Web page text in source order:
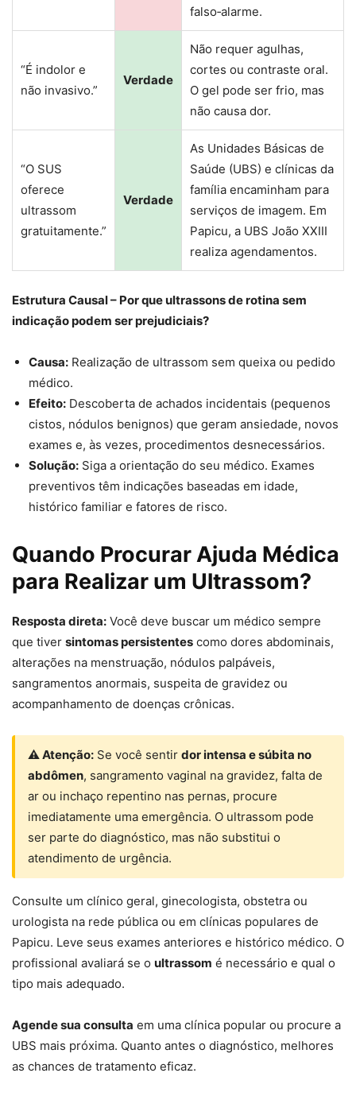
falso‑alarme.
“É indolor e
não invasivo.”
Verdade
Não requer agulhas,
cortes ou contraste oral.
O gel pode ser frio, mas
não causa dor.
“O SUS
oferece
ultrassom
gratuitamente.”
Verdade
As Unidades Básicas de
Saúde (UBS) e clínicas da
família encaminham para
serviços de imagem. Em
Papicu, a UBS João XXIII
realiza agendamentos.
Estrutura Causal – Por que ultrassons de rotina sem
indicação podem ser prejudiciais?
Causa: Realização de ultrassom sem queixa ou pedido
médico.
Efeito: Descoberta de achados incidentais (pequenos
cistos, nódulos benignos) que geram ansiedade, novos
exames e, às vezes, procedimentos desnecessários.
Solução: Siga a orientação do seu médico. Exames
preventivos têm indicações baseadas em idade,
histórico familiar e fatores de risco.
Quando Procurar Ajuda Médica
para Realizar um Ultrassom?
Resposta direta: Você deve buscar um médico sempre
que tiver sintomas persistentes como dores abdominais,
alterações na menstruação, nódulos palpáveis,
sangramentos anormais, suspeita de gravidez ou
acompanhamento de doenças crônicas.
⚠ Atenção: Se você sentir dor intensa e súbita no
abdômen, sangramento vaginal na gravidez, falta de
ar ou inchaço repentino nas pernas, procure
imediatamente uma emergência. O ultrassom pode
ser parte do diagnóstico, mas não substitui o
atendimento de urgência.
Consulte um clínico geral, ginecologista, obstetra ou
urologista na rede pública ou em clínicas populares de
Papicu. Leve seus exames anteriores e histórico médico. O
profissional avaliará se o ultrassom é necessário e qual o
tipo mais adequado.
Agende sua consulta em uma clínica popular ou procure a
UBS mais próxima. Quanto antes o diagnóstico, melhores
as chances de tratamento eficaz.